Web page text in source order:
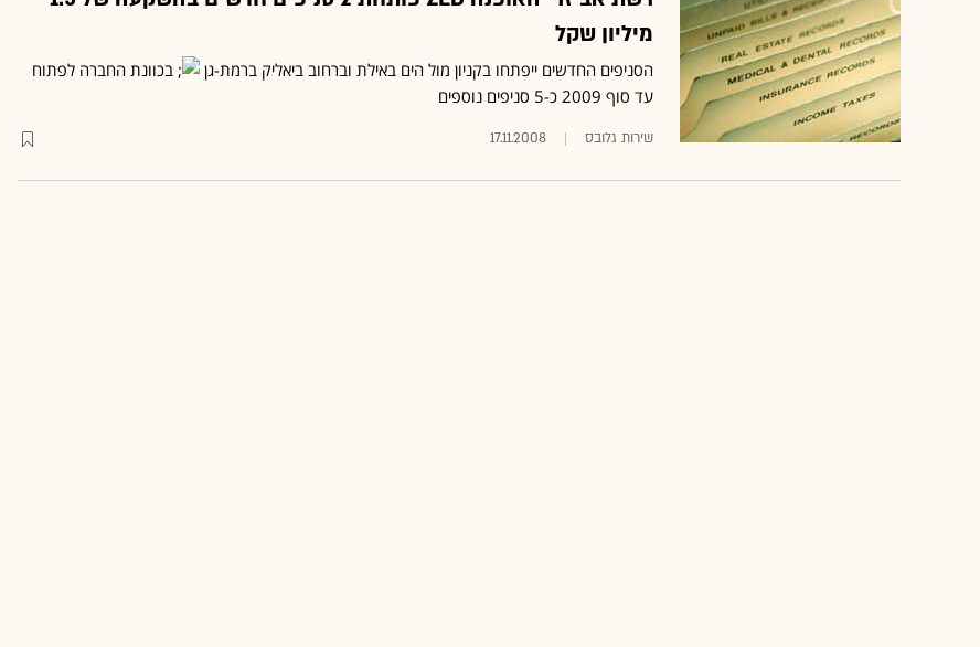
מיליון שקל
הסניפים החדשים ייפתחו בקניון מול הים באילת וברחוב ביאליק ברמת-גן
בכוונת החברה לפתוח
עד סוף 2009 כ-5 סניפים נוספים
שירות גלובס 17.11.2008